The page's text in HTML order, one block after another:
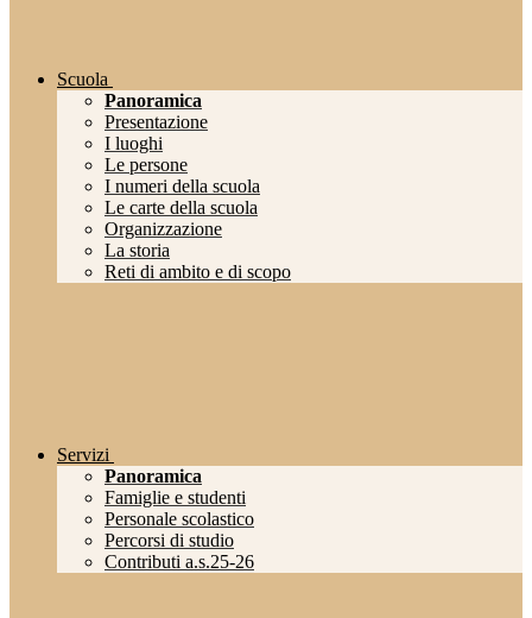
Scuola
Panoramica
Presentazione
I luoghi
Le persone
I numeri della scuola
Le carte della scuola
Organizzazione
La storia
Reti di ambito e di scopo
Servizi
Panoramica
Famiglie e studenti
Personale scolastico
Percorsi di studio
Contributi a.s.25-26